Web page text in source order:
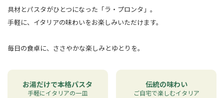
具材とパスタがひとつになった「ラ・プロンタ」。
手軽に、イタリアの味わいをお楽しみいただけます。
毎日の食卓に、ささやかな楽しみとゆとりを。
お湯だけで本格パスタ
手軽にイタリアの一皿
伝統の味わい
ご自宅で楽しむイタリア